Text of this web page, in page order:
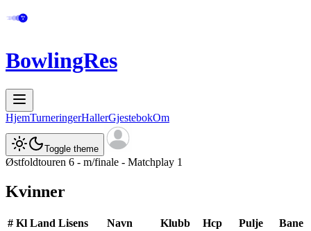
BowlingRes
HjemTurneringerHallerGjestebokOm
Toggle theme
Østfoldtouren 6 - m/finale - Matchplay 1
Kvinner
# Kl Land Lisens Navn Klubb Hcp Pulje Bane